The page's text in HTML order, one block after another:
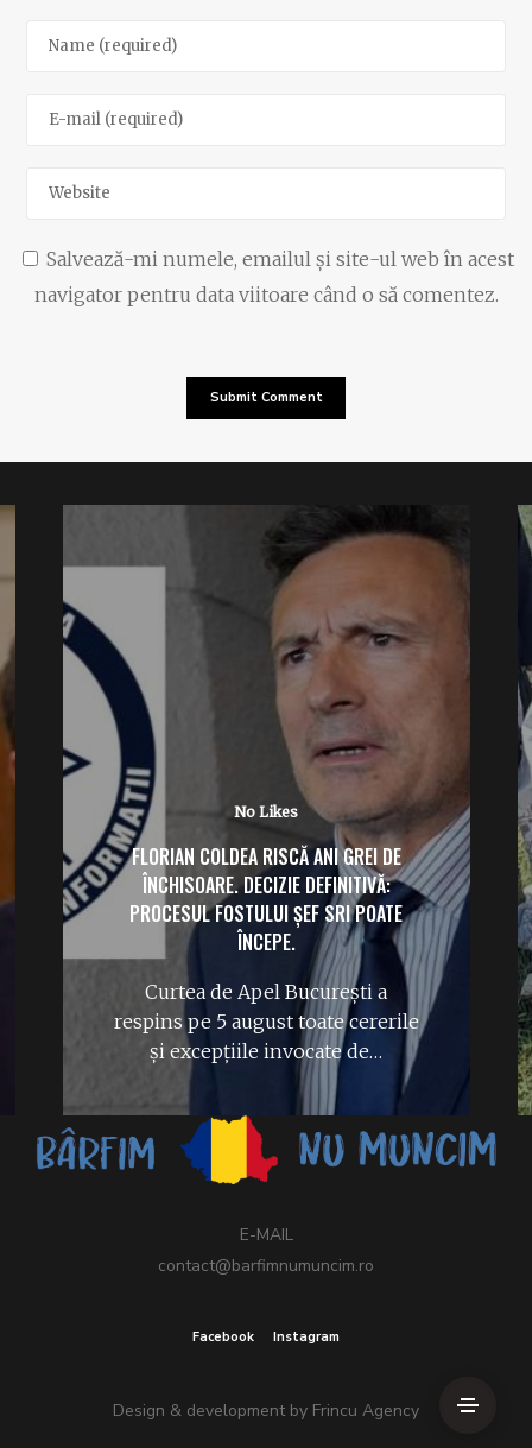
Salvează-mi numele, emailul și site-ul web în acest
navigator pentru data viitoare când o să comentez.
No Likes
FLORIAN COLDEA RISCĂ ANI GREI DE
ÎNCHISOARE. DECIZIE DEFINITIVĂ:
PROCESUL FOSTULUI ȘEF SRI POATE
ÎNCEPE.
Curtea de Apel București a
respins pe 5 august toate cererile
și excepțiile invocate de…
E-MAIL
contact@barfimnumuncim.ro
Facebook Instagram
Design & development by Frincu Agency